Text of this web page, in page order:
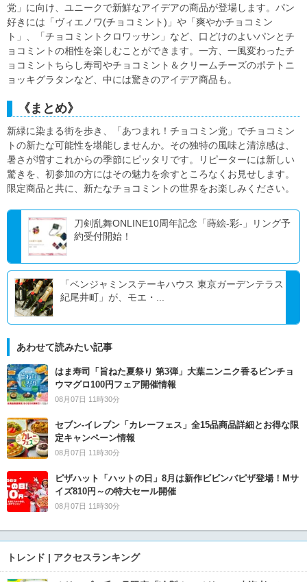
党」に向け、ユニークで新鮮なアイデアの商品が登場します。パン
好きには「ヴィエノワ(チョコミント)」や「爽やかチョコミン
ト」、「チョコミントクロワッサン」など、口どけのよいパンとチ
ョコミントの相性を楽しむことができます。一方、一風変わったチ
ョコミントちらし寿司やチョコミント＆クリームチーズのポテトニ
ョッキグラタンなど、中には驚きのアイデア商品も。
《まとめ》
新緑に染まる街を歩き、「あつまれ！チョコミン党」でチョコミン
トの新たな可能性を堪能しませんか。その独特の風味と清涼感は、
暑さが増すこれからの季節にピッタリです。リピーターには新しい
驚きを、初参加の方にはその魅力を余すところなくお見せします。
限定商品と共に、新たなチョコミントの世界をお楽しみください。
刀剣乱舞ONLINE10周年記念「蒔絵-彩-」リング予
約受付開始！
「ベンジャミンステーキハウス 東京ガーデンテラス
紀尾井町」が、モエ・...
あわせて読みたい記事
はま寿司「旨ねた夏祭り 第3弾」大葉ニンニク香るビンチョ
ウマグロ100円フェア開催情報
08月07日 11時30分
セブン‐イレブン「カレーフェス」全15品商品詳細とお得な限
定キャンペーン情報
08月07日 11時30分
ピザハット「ハットの日」8月は新作ビビンバピザ登場！Mサ
イズ810円～の特大セール開催
08月07日 11時30分
トレンド | アクセスランキング